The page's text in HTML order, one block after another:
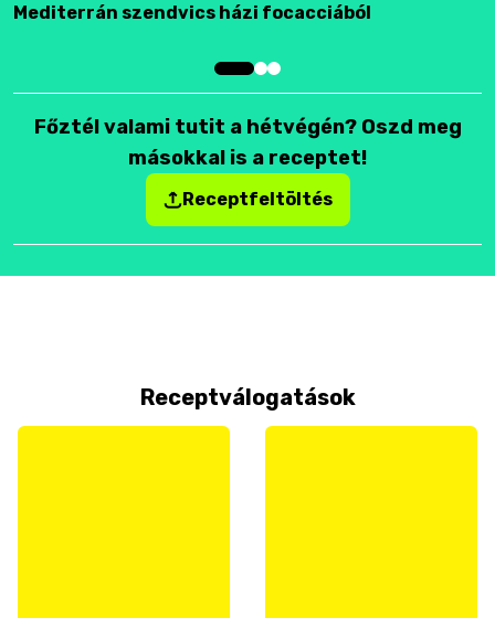
Mediterrán szendvics házi focacciából
Főztél valami tutit a hétvégén? Oszd meg
másokkal is a receptet!
Receptfeltöltés
Receptválogatások